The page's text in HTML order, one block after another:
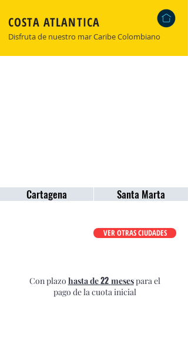
COSTA ATLANTICA
Disfruta de nuestro mar Caribe Colombiano
Cartagena Santa Marta
VER OTRAS CIUDADES
Con plazo hasta de22 mesespara el
pago de la cuota inicial